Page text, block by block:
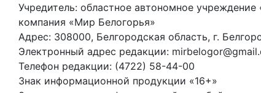
Учредитель: областное автономное учреждение
компания «Мир Белогорья»
Адрес: 308000, Белгородская область, г.
Электронный адрес редакции:
Телефон редакции: (4722) 58-44-00
Знак информационной продукции «16+»